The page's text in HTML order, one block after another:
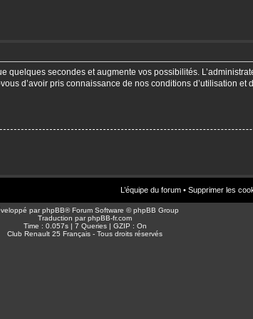
quelques secondes et augmente vos possibilités.
d’avoir pris connaissance de nos conditions d’utilisation
L’équipe du forum • Supprimer les
parphpBB® Forum Software © phpBB Group
Traduction parphpBB-fr.com
Time : 0.057s | 7 Queries | GZIP : On
Club Renault 25 Français - Tous droits réservés